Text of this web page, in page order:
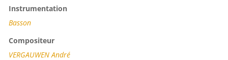
Instrumentation
Basson
Compositeur
VERGAUWEN André